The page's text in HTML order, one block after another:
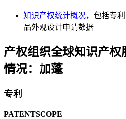
知识产权统计概况，包括专
品外观设计申请数据
产权组织全球知识产权
情况：加蓬
专利
PATENTSCOPE